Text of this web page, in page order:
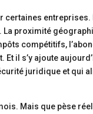
entreprises.
La proximité
compétitifs,
il s’y ajoute
juridique et qui
Mais que pèse